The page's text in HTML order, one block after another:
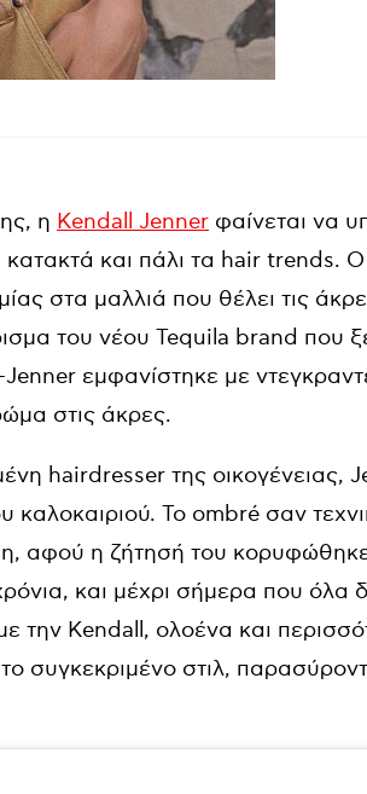
η Kendall Jenner φαίνεται να
και πάλι τα hair trends. Ο
στα μαλλιά που θέλει τις
του νέου Tequila brand που
εμφανίστηκε με
στις άκρες.
hairdresser της οικογένειας,
καλοκαιριού. Το ombré σαν
αφού η ζήτησή του
και μέχρι σήμερα που όλα
την Kendall, ολοένα και
συγκεκριμένο στιλ,